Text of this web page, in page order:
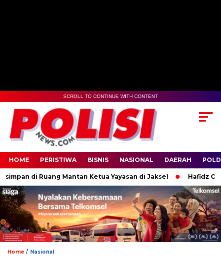
SCROLL TO CONTINUE WITH CONTENT
HOME PERISTIWA BISNIS NASIONAL DAERAH
di Ruang Mantan Ketua Yayasan di Jaksel Hafidz Cilik
Home / Nasional